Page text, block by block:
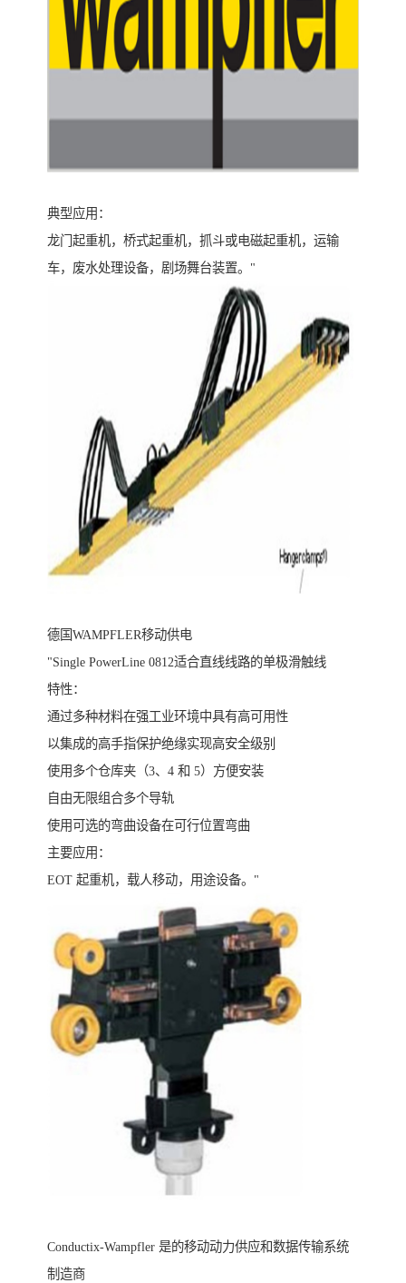
典型应用：
龙门起重机，桥式起重机，抓斗或电磁起重机，运输
车，废水处理设备，剧场舞台装置。"
德国WAMPFLER移动供电
"Single PowerLine 0812适合直线线路的单极滑触线
特性：
通过多种材料在强工业环境中具有高可用性
以集成的高手指保护绝缘实现高安全级别
使用多个仓库夹（3、4 和 5）方便安装
自由无限组合多个导轨
使用可选的弯曲设备在可行位置弯曲
主要应用：
EOT 起重机，载人移动，用途设备。"
Conductix-Wampfler 是的移动动力供应和数据传输系统
制造商